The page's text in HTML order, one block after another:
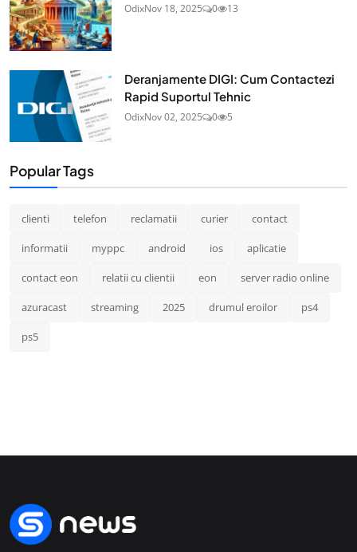
OdixNov 18, 2025 0 13
Deranjamente DIGI: Cum Contactezi
Rapid Suportul Tehnic
OdixNov 02, 2025 0 5
Popular Tags
clienti telefon reclamatii curier contact
informatii myppc android ios aplicatie
contact eon relatii cu clientii eon server radio online
azuracast streaming 2025 drumul eroilor ps4
ps5